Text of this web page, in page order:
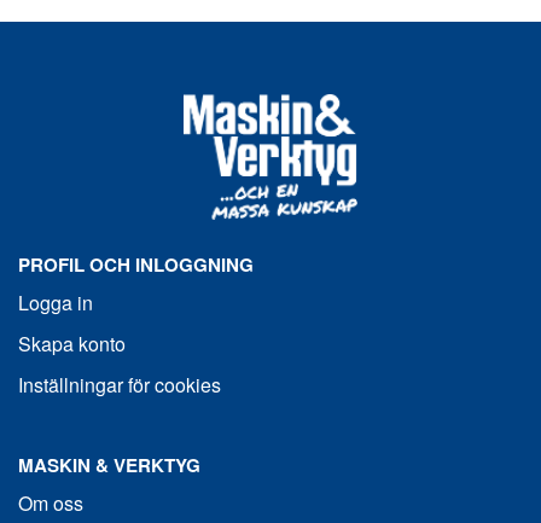
PROFIL OCH INLOGGNING
Logga in
Skapa konto
Inställningar för cookies
MASKIN & VERKTYG
Om oss